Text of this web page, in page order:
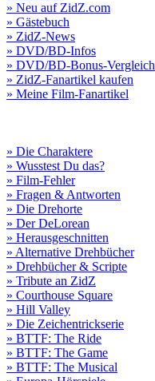
» Neu auf ZidZ.com
» Gästebuch
» ZidZ-News
» DVD/BD-Infos
» DVD/BD-Bonus-Vergleich
» ZidZ-Fanartikel kaufen
» Meine Film-Fanartikel
» Die Charaktere
» Wusstest Du das?
» Film-Fehler
» Fragen & Antworten
» Die Drehorte
» Der DeLorean
» Herausgeschnitten
» Alternative Drehbücher
» Drehbücher & Scripte
» Tribute an ZidZ
» Courthouse Square
» Hill Valley
» Die Zeichentrickserie
» BTTF: The Ride
» BTTF: The Game
» BTTF: The Musical